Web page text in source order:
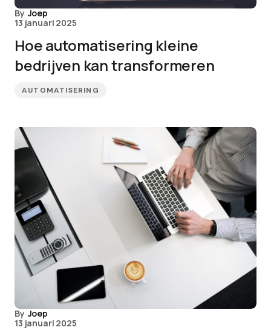
By Joep
13 januari 2025
Hoe automatisering kleine
bedrijven kan transformeren
AUTOMATISERING
By Joep
13 januari 2025